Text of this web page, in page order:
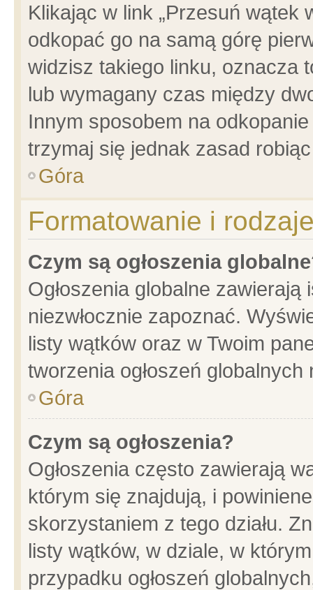
Klikając w link „Przesuń wątek
odkopać go na samą górę
widzisz takiego linku, oznacza
lub wymagany czas między
Innym sposobem na
trzymaj się jednak zasad
Góra
Formatowanie i
Czym są ogłoszenia
Ogłoszenia globalne
niezwłocznie zapoznać.
listy wątków oraz w Twoim
tworzenia ogłoszeń
Góra
Czym są ogłoszenia?
Ogłoszenia często zawierają
którym się znajdują, i
skorzystaniem z tego działu.
listy wątków, w dziale, w
przypadku ogłoszeń